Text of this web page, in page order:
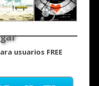
usuarios FREE